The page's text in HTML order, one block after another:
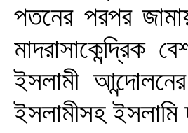
পতনের পরপর
ইসলামী
ইসলামীসহ